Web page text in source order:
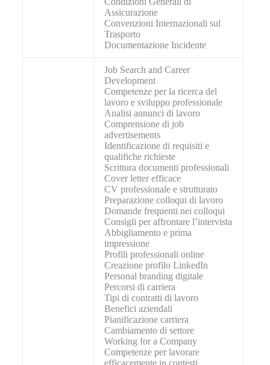
Assicurazione
Convenzioni Internazionali sul
Trasporto
Documentazione Incidente
Job Search and Career
Development
Competenze per la ricerca del
lavoro e sviluppo professionale
Analisi annunci di lavoro
Comprensione di job
advertisements
Identificazione di requisiti e
qualifiche richieste
Scrittura documenti professionali
Cover letter efficace
CV professionale e strutturato
Preparazione colloqui di lavoro
Domande frequenti nei colloqui
Consigli per affrontare l’intervista
Abbigliamento e prima
impressione
Profili professionali online
Creazione profilo LinkedIn
Personal branding digitale
Percorsi di carriera
Tipi di contratti di lavoro
Benefici aziendali
Pianificazione carriera
Cambiamento di settore
Working for a Company
Competenze per lavorare
efficacemente in contesti